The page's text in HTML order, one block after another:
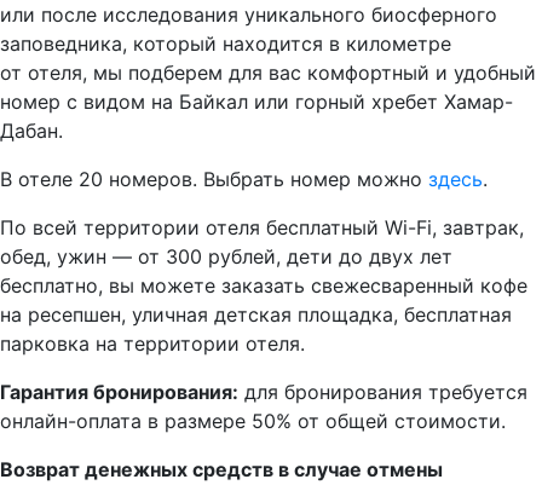
или после исследования уникального биосферного
заповедника, который находится в километре
от отеля, мы подберем для вас комфортный и удобный
номер с видом на Байкал или горный хребет Хамар-
Дабан.
В отеле 20 номеров. Выбрать номер можно здесь.
По всей территории отеля бесплатный Wi-Fi, завтрак,
обед, ужин — от 300 рублей, дети до двух лет
бесплатно, вы можете заказать свежесваренный кофе
на ресепшен, уличная детская площадка, бесплатная
парковка на территории отеля.
Гарантия бронирования: для бронирования требуется
онлайн-оплата в размере 50% от общей стоимости.
Возврат денежных средств в случае отмены